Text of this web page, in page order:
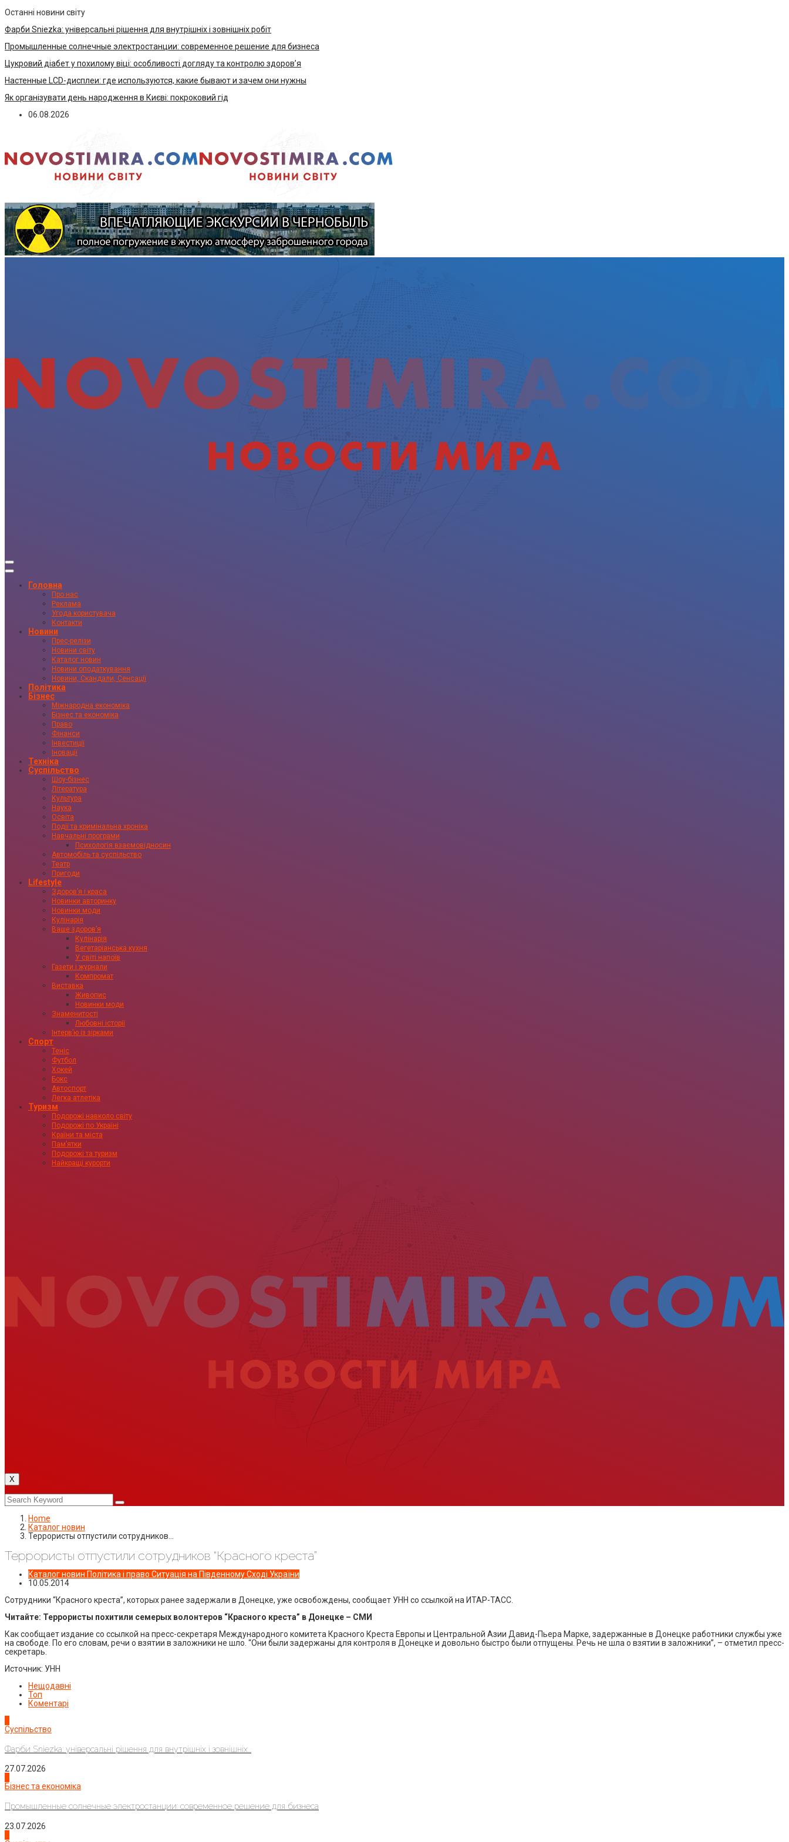
Останні новини світу
Фарби Sniezka: універсальні рішення для внутрішніх і зовнішніх робіт
Промышленные солнечные электростанции: современное решение для бизнеса
Цукровий діабет у похилому віці: особливості догляду та контролю здоров’я
Настенные LCD-дисплеи: где используются, какие бывают и зачем они нужны
Як організувати день народження в Києві: покроковий гід
06.08.2026
Головна
Про нас
Реклама
Угода користувача
Контакти
Новини
Прес-релізи
Новини світу
Каталог новин
Новини оподаткування
Новини, Скандали, Сенсації
Політика
Бізнес
Міжнародна економіка
Бізнес та економіка
Право
Фінанси
Інвестиції
Іновації
Техніка
Суспільство
Шоу-бізнес
Література
Культура
Наука
Освіта
Події та кримінальна хроніка
Навчальні програми
Психологія взаємовідносин
Автомобіль та суспільство
Театр
Пригоди
Lifestyle
Здоровʼя і краса
Новинки авторинку
Новинки моди
Кулінарія
Ваше здоровʼя
Кулінарія
Вегетаріанська кухня
У світі напоїв
Газети і журнали
Компромат
Виставка
Живопис
Новинки моди
Знаменитості
Любовні історії
Інтервʼю із зірками
Спорт
Теніс
Футбол
Хокей
Бокс
Автоспорт
Легка атлетіка
Туризм
Подорожі навколо світу
Подорожі по Україні
Країни та міста
Пам’ятки
Подорожі та туризм
Найкращі курорти
X
Home
Каталог новин
Террористы отпустили сотрудников…
Террористы отпустили сотрудников “Красного креста”
Каталог новин Політика і право Ситуація на Південному Сході України
10.05.2014
Сотрудники “Красного креста”, которых ранее задержали в Донецке, уже освобождены, сообщает УНН со ссылкой на ИТАР-ТАСС.
Читайте: Террористы похитили семерых волонтеров “Красного креста” в Донецке – СМИ
Как сообщает издание со ссылкой на пресс-секретаря Международного комитета Красного Креста Европы и Центральной Азии Давид-Пьера Марке, задержанные в Донецке работники службы уже
на свободе. По его словам, речи о взятии в заложники не шло. “Они были задержаны для контроля в Донецке и довольно быстро были отпущены. Речь не шла о взятии в заложники”, – отметил пресс-
секретарь.
Источник: УНН
Нещодавні
Топ
Коментарі
Суспільство
Фарби Sniezka: універсальні рішення для внутрішніх і зовнішніх...
27.07.2026
Бізнес та економіка
Промышленные солнечные электростанции: современное решение для бизнеса
23.07.2026